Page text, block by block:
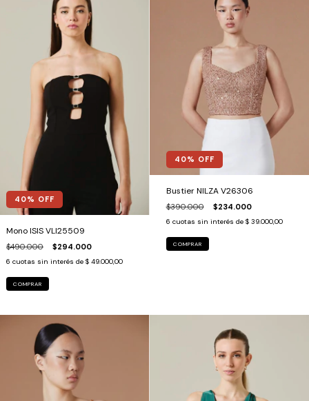
40% OFF
Mono ISIS VLI25509
$490.000 $294.000
6 cuotas sin interés de $ 49.000,00
COMPRAR
40% OFF
Bustier NILZA V26306
$390.000 $234.000
6 cuotas sin interés de $ 39.000,00
COMPRAR